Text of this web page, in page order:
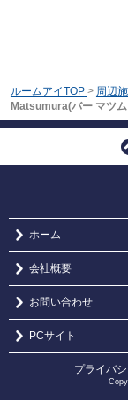
ルームアイTOP > 周辺
Matsumura(バー マツ
ホーム
会社概要
お問い合わせ
PCサイト
プライバ